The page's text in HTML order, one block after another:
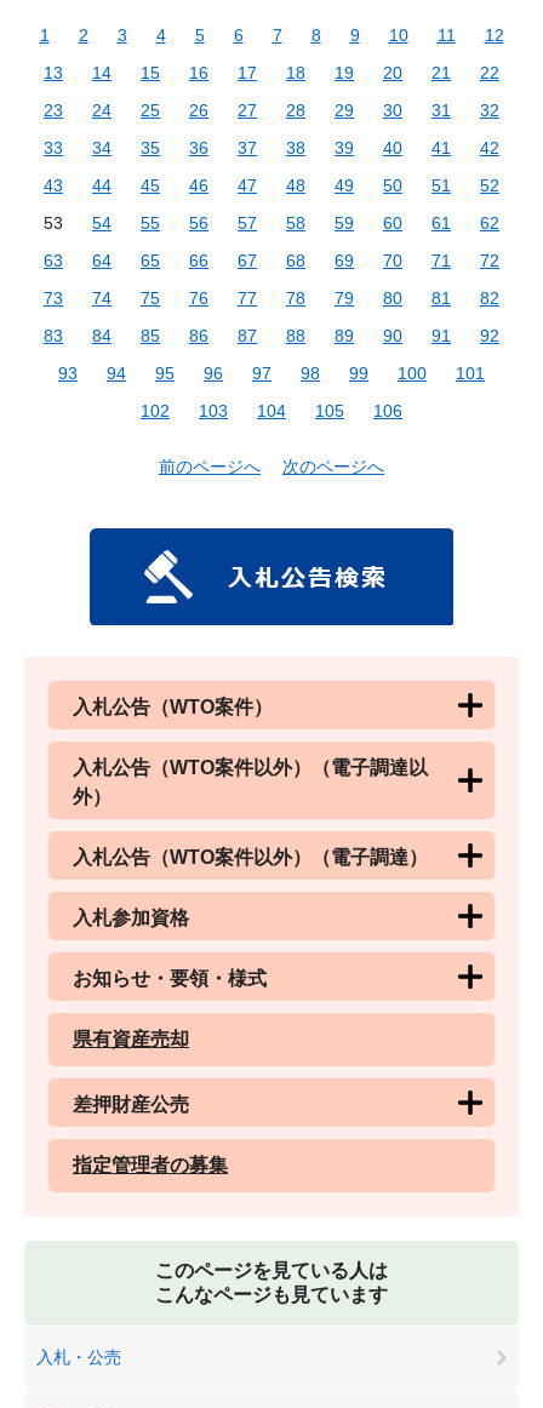
1 2 3 4 5 6 7 8 9 10 11
12
13
14 15 16 17 18 19 20 21
22
23
24 25 26 27 28 29 30 31
32
33
34 35 36 37 38 39 40 41
42
43
44 45 46 47 48 49 50 51
52
53
54 55 56 57 58 59 60 61
62
63
64 65 66 67 68 69 70 71
72
73
74 75 76 77 78 79 80 81
82
83
84 85 86 87 88 89 90 91
92
93
94 95 96 97 98 99 100
101
102
103 104 105 106
前のページへ 次のページへ
入札公告（WTO案件）
入札公告（WTO案件以外）（電子調達以
外）
入札公告（WTO案件以外）（電子調達）
入札参加資格
お知らせ・要領・様式
県有資産売却
差押財産公売
指定管理者の募集
このページを見ている人は
こんなページも見ています
入札・公売